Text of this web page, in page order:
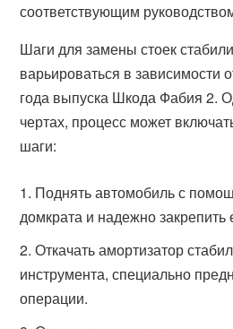
соответствующим
Шаги для замены стоек
варьироваться в зависимости
года выпуска Шкода Фабия 2.
чертах, процесс может
шаги:
Поднять автомобиль с
домкрата и надежно закрепить
Откачать амортизатор
инструмента, специально
операции.